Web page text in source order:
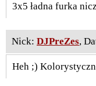
3x5 ładna furka
Nick: DJPreZes,
Heh ;)